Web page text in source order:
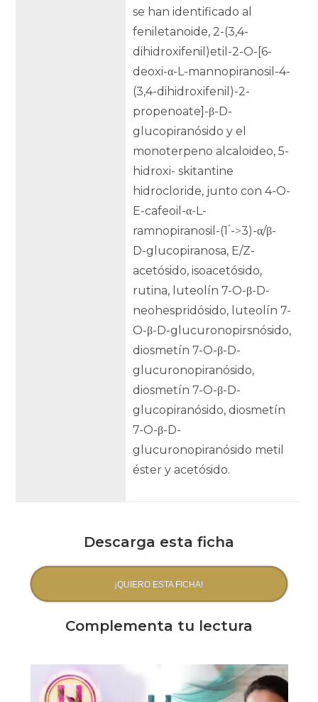
se han identificado al
feniletanoide, 2-(3,4-
dihidroxifenil)etil-2-O-[6-
deoxi-α-L-mannopiranosil-4-
(3,4-dihidroxifenil)-2-
propenoate]-β-D-
glucopiranósido y el
monoterpeno alcaloideo, 5-
hidroxi- skitantine
hidrocloride, junto con 4-O-
E-cafeoil-α-L-
ramnopiranosil-(1 ́-˃3)-α/β-
D-glucopiranosa, E/Z-
acetósido, isoacetósido,
rutina, luteolín 7-O-β-D-
neohespridósido, luteolín 7-
O-β-D-glucuronopirsnósido,
diosmetín 7-O-β-D-
glucuronopiranósido,
diosmetín 7-O-β-D-
glucopiranósido, diosmetín
7-O-β-D-
glucuronopiranósido metil
éster y acetósido.
Descarga esta ficha
¡QUIERO ESTA FICHA!
Complementa tu lectura